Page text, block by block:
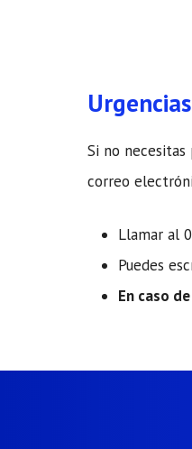
Urgencias
Si no
correo
Llamar al
Puedes
En caso